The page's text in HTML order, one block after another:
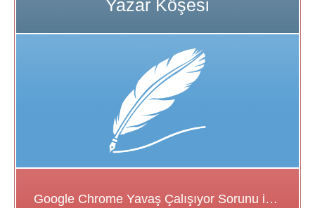
Google Chrome Yavaş Çalışıyor Sorunu için Çözüm Önerileri